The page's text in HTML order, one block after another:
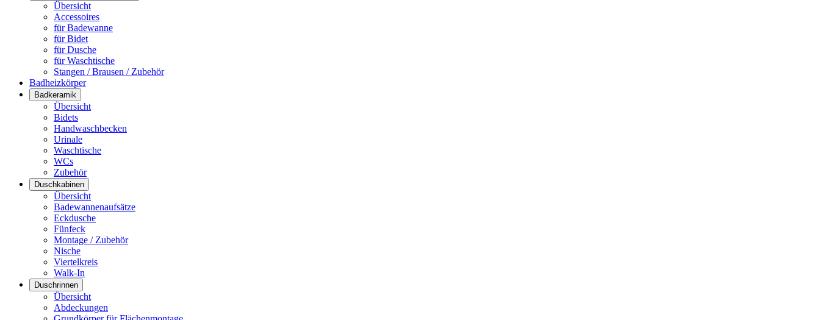
Übersicht
Accessoires
für Badewanne
für Bidet
für Dusche
für Waschtische
Stangen / Brausen / Zubehör
Badheizkörper
Badkeramik
Übersicht
Bidets
Handwaschbecken
Urinale
Waschtische
WCs
Zubehör
Duschkabinen
Übersicht
Badewannenaufsätze
Eckdusche
Fünfeck
Montage / Zubehör
Nische
Viertelkreis
Walk-In
Duschrinnen
Übersicht
Abdeckungen